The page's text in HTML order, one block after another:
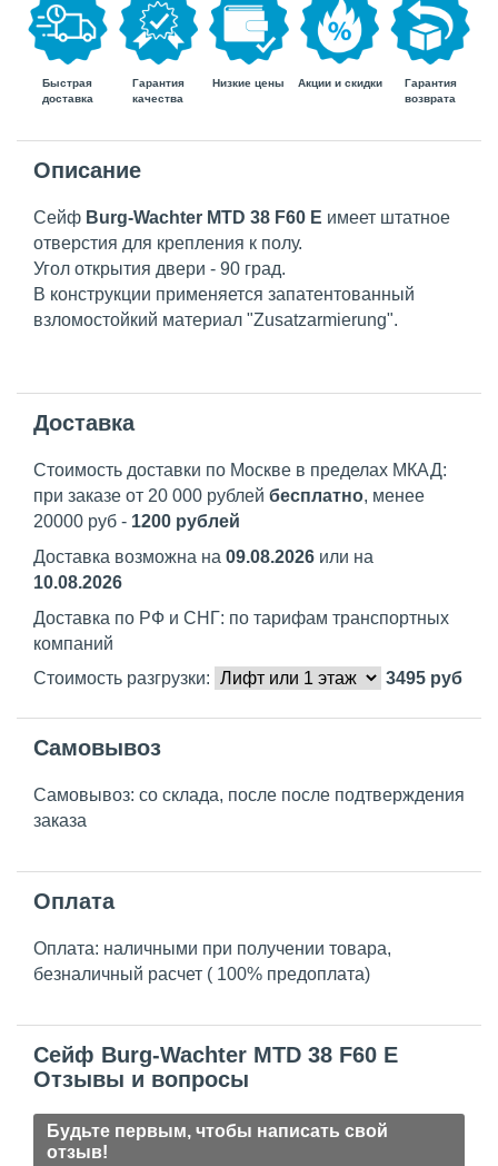
Быстрая
доставка
Гарантия
качества
Низкие цены Акции и скидки
Гарантия
возврата
Описание
Сейф Burg-Wachter MTD 38 F60 E имеет штатное
отверстия для крепления к полу.
Угол открытия двери - 90 град.
В конструкции применяется запатентованный
взломостойкий материал "Zusatzarmierung".
Доставка
Стоимость доставки по Москве в пределах МКАД:
при заказе от 20 000 рублей бесплатно, менее
20000 руб - 1200 рублей
Доставка возможна на 09.08.2026 или на
10.08.2026
Доставка по РФ и СНГ: по тарифам транспортных
компаний
Стоимость разгрузки:
3495 руб
Самовывоз
Самовывоз: со склада, после после подтверждения
заказа
Оплата
Оплата: наличными при получении товара,
безналичный расчет ( 100% предоплата)
Сейф Burg-Wachter MTD 38 F60 E
Отзывы и вопросы
Будьте первым, чтобы написать свой
отзыв!